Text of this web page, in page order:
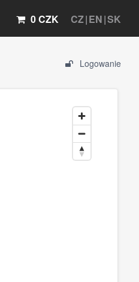
CZ EN SK
0 CZK
Logowanie